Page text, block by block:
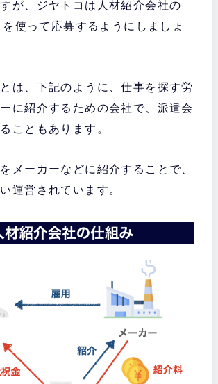
が、ジヤトコは人材紹介会社の
を使って応募するようにしましょ
は、下記のように、仕事を探す労
に紹介するための会社で、派遣会
こともあります。
メーカーなどに紹介することで、
運営されています。